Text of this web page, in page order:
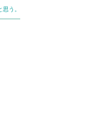
う。